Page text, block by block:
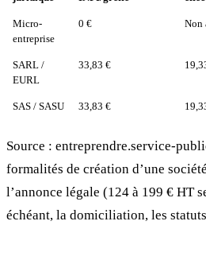
Micro-
entreprise
0 € Non
SARL /
EURL
33,83 €
SAS / SASU 33,83 €
Source : entreprendre.service-
formalités de création d’une
l’annonce légale (124 à 199 € HT
échéant, la domiciliation, les